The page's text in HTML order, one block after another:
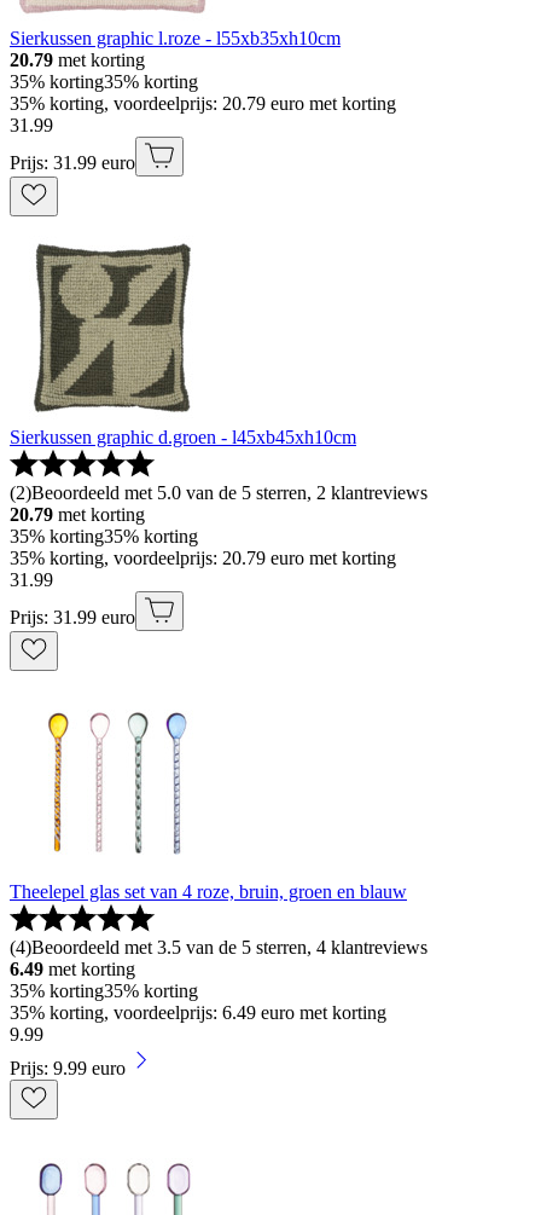
Sierkussen graphic l.roze - l55xb35xh10cm
20.79 met korting
35% korting35% korting
35% korting, voordeelprijs: 20.79 euro met korting
31 .99
Prijs: 31.99 euro
Sierkussen graphic d.groen - l45xb45xh10cm
(2)Beoordeeld met 5.0 van de 5 sterren, 2 klantreviews
20.79 met korting
35% korting35% korting
35% korting, voordeelprijs: 20.79 euro met korting
31 .99
Prijs: 31.99 euro
Theelepel glas set van 4 roze, bruin, groen en blauw
(4)Beoordeeld met 3.5 van de 5 sterren, 4 klantreviews
6.49 met korting
35% korting35% korting
35% korting, voordeelprijs: 6.49 euro met korting
9.99
Prijs: 9.99 euro